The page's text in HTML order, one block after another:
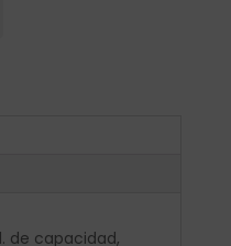
de capacidad,